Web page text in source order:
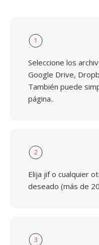
1
Seleccione los
Google Drive,
También puede
página..
2
Elija jif o cualquier
deseado (más de
3